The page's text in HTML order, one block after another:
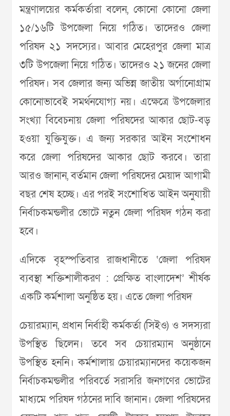
মন্ত্রণালয়ের কর্মকর্তারা বলেন, কোনো কোনো জেলা
১৫/১৬টি উপজেলা নিয়ে গঠিত। তাদেরও জেলা
পরিষদ ২১ সদস্যের। আবার মেহেরপুর জেলা মাত্র
৩টি উপজেলা নিয়ে গঠিত। তাদেরও ২১ জনের জেলা
পরিষদ। সব জেলার জন্য অভিন্ন জাতীয় অর্গানোগ্রাম
কোনোভাবেই সমর্থনযোগ্য নয়। এক্ষেত্রে উপজেলার
সংখ্যা বিবেচনায় জেলা পরিষদের আকার ছোট-বড়
হওয়া যুক্তিযুক্ত। এ জন্য সরকার আইন সংশোধন
করে জেলা পরিষদের আকার ছোট করবে। তারা
আরও জানান, বর্তমান জেলা পরিষদের মেয়াদ আগামী
বছর শেষ হচ্ছে। এর পরই সংশোধিত আইন অনুযায়ী
নির্বাচকমন্ডলীর ভোটে নতুন জেলা পরিষদ গঠন করা
হবে।
এদিকে বৃহস্পতিবার রাজধানীতে ‘জেলা পরিষদ
ব্যবস্থা শক্তিশালীকরণ : প্রেক্ষিত বাংলাদেশ’ শীর্ষক
একটি কর্মশালা অনুষ্ঠিত হয়। এতে জেলা পরিষদ
চেয়ারম্যান, প্রধান নির্বাহী কর্মকর্তা (সিইও) ও সদস্যরা
উপস্থিত ছিলেন। তবে সব চেয়ারম্যান অনুষ্ঠানে
উপস্থিত হননি। কর্মশালায় চেয়ারম্যানদের কয়েকজন
নির্বাচকমন্ডলীর পরিবর্তে সরাসরি জনগণের ভোটের
মাধ্যমে পরিষদ গঠনের দাবি জানান। জেলা পরিষদের